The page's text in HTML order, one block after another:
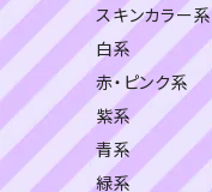
スキンカラー系
白系
赤・ピンク系
紫系
青系
緑系